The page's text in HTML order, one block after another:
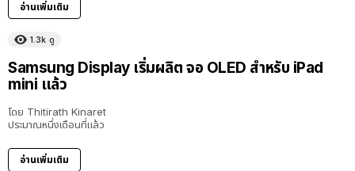
อ่านเพิ่มเติม
1.3k ดู
Samsung Display เริ่มผลิต จอ OLED สำหรับ iPad
mini แล้ว
โดย Thitirath Kinaret
ประมาณหนึ่งเดือนที่แล้ว
อ่านเพิ่มเติม